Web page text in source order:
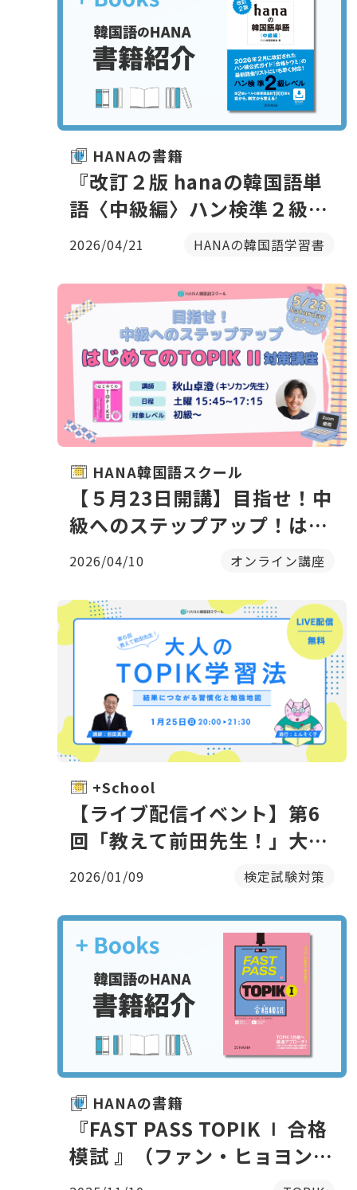
HANAの書籍
『改訂２版 hanaの韓国語単
語〈中級編〉ハン検準２級レ
ベル 』（ミリネ韓国語教
2026/04/21 HANAの韓国語学習書
HANA韓国語スクール
【５月23日開講】目指せ！中
級へのステップアップ！はじ
めてのTOPIK II 対策講座
〈全9回〉
2026/04/10 オンライン講座
+School
【ライブ配信イベント】第6
回「教えて前田先生！」大人
のTOPIK学習法：結果につな
がる習慣化と勉強地図
2026/01/09 検定試験対策
HANAの書籍
『FAST PASS TOPIK Ⅰ 合格
模試 』（ファン・ヒョヨン著
他｜HANA刊）